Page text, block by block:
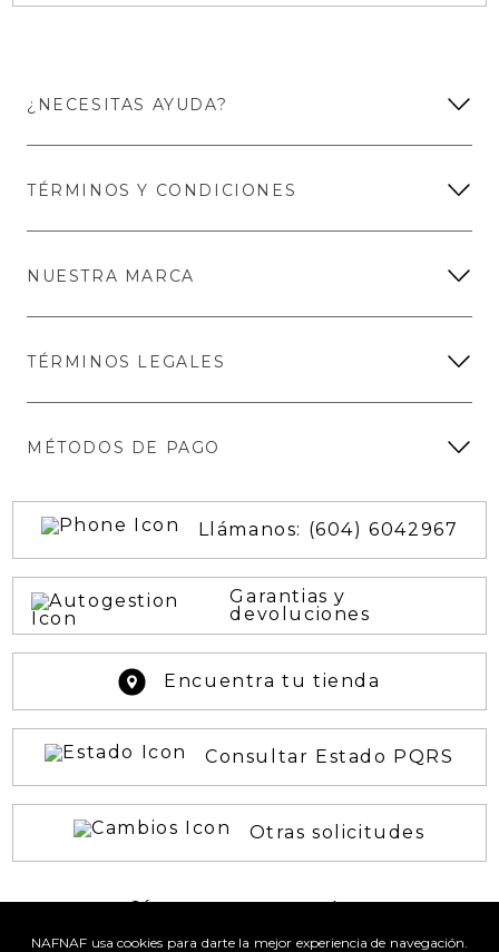
NAFNAF usa cookies para darte la mejor experiencia de navegación.
¿NECESITAS AYUDA?
TÉRMINOS Y CONDICIONES
NUESTRA MARCA
TÉRMINOS LEGALES
MÉTODOS DE PAGO
Llámanos: (604) 6042967
Garantias y
devoluciones
Encuentra tu tienda
Consultar Estado PQRS
Otras solicitudes
¡Síguenos en nuestras